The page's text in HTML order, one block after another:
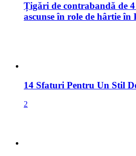
Țigări de contrabandă de
ascunse în role de hârtie
14 Sfaturi Pentru Un Stil
2